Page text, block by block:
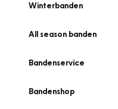
Winterbanden
All season banden
Bandenservice
Bandenshop